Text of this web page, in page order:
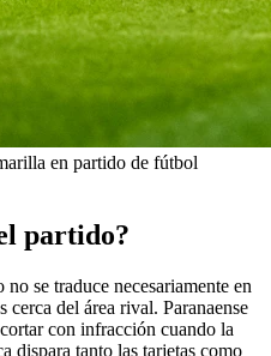
en partido de fútbol
partido?
se traduce necesariamente en
cerca del área rival. Paranaense
con infracción cuando la
dispara tanto las tarjetas como